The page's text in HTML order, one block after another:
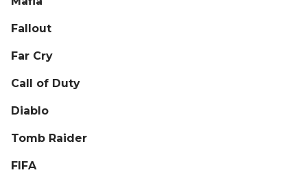
Fallout
Far Cry
Call of Duty
Diablo
Tomb Raider
FIFA